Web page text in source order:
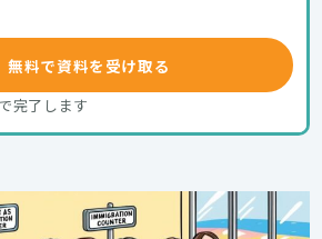
無料で資料を受け取る
完了します